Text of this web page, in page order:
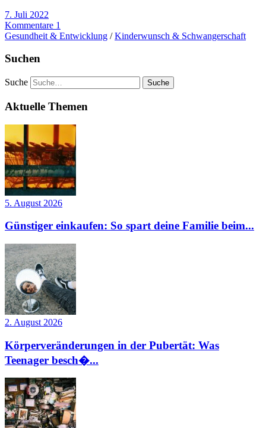
7. Juli 2022
Kommentare 1
Gesundheit & Entwicklung /Kinderwunsch & Schwangerschaft
Suchen
Suche
Aktuelle Themen
5. August 2026
Günstiger einkaufen: So spart deine Familie beim...
2. August 2026
Körperveränderungen in der Pubertät: Was
Teenager besch�...